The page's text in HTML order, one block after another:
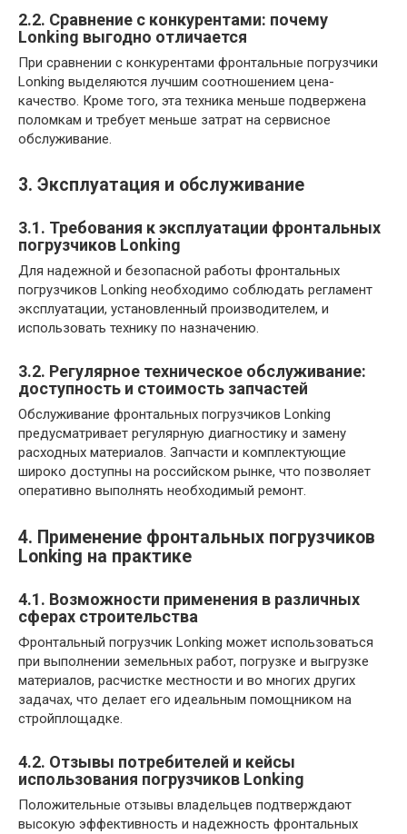
2.2. Сравнение с конкурентами: почему
Lonking выгодно отличается
При сравнении с конкурентами фронтальные погрузчики
Lonking выделяются лучшим соотношением цена-
качество. Кроме того, эта техника меньше подвержена
поломкам и требует меньше затрат на сервисное
обслуживание.
3. Эксплуатация и обслуживание
3.1. Требования к эксплуатации фронтальных
погрузчиков Lonking
Для надежной и безопасной работы фронтальных
погрузчиков Lonking необходимо соблюдать регламент
эксплуатации, установленный производителем, и
использовать технику по назначению.
3.2. Регулярное техническое обслуживание:
доступность и стоимость запчастей
Обслуживание фронтальных погрузчиков Lonking
предусматривает регулярную диагностику и замену
расходных материалов. Запчасти и комплектующие
широко доступны на российском рынке, что позволяет
оперативно выполнять необходимый ремонт.
4. Применение фронтальных погрузчиков
Lonking на практике
4.1. Возможности применения в различных
сферах строительства
Фронтальный погрузчик Lonking может использоваться
при выполнении земельных работ, погрузке и выгрузке
материалов, расчистке местности и во многих других
задачах, что делает его идеальным помощником на
стройплощадке.
4.2. Отзывы потребителей и кейсы
использования погрузчиков Lonking
Положительные отзывы владельцев подтверждают
высокую эффективность и надежность фронтальных